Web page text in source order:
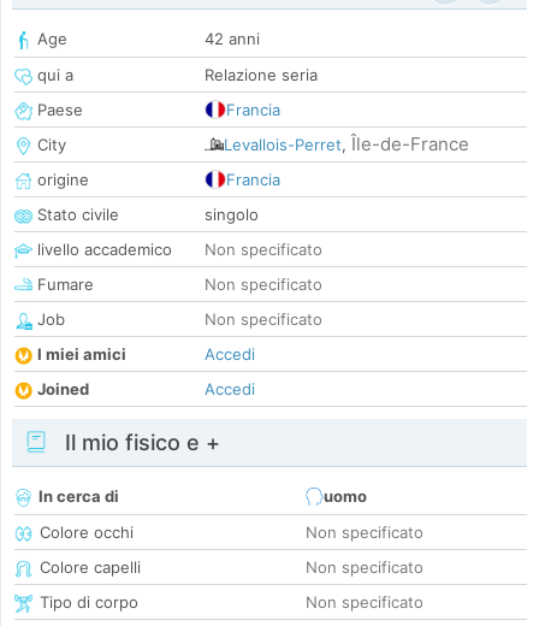
Age
42 anni
qui a
Relazione seria
Paese
Francia
City
Levallois-Perret, Île-de-France
origine
Francia
Stato civile
singolo
livello accademico
Non specificato
Fumare
Non specificato
Job
Non specificato
I miei amici
Accedi
Joined
Accedi
Il mio fisico e +
In cerca di
uomo
Colore occhi
Non specificato
Colore capelli
Non specificato
Tipo di corpo
Non specificato